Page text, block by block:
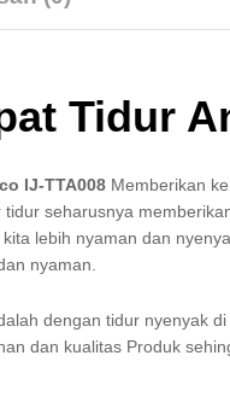
Tidur
IJ-TTA008 Memberikan
seharusnya
lebih nyaman dan
nyaman.
dengan tidur nyenyak
dan kualitas Produk